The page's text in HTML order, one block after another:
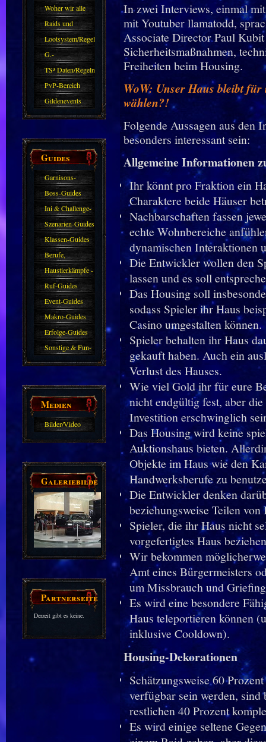
Woher wir alle
kommen.
Raids und
Zubehör
Lootsystem/Regeln
G.-
Sparkasse/Goldleihen
TS³ Daten/Regeln
PvP-Bereich
Gildenevents
Guides
Garnisons-
Guides
Boss-Guides
Ini & Challenge-
Guides
Szenarien-Guides
Klassen-Guides
Berufe,
Farmkarten und
Haustiere
Haustierkämpfe -
Guide
Ruf-Guides
Event-Guides
Makro-Guides
Erfolge-Guides
Sonstige & Fun-
Guides
Medien
Bilder/Video
Galeriebilder
Partnerseiten
Derzeit gibt es keine.
In zwei Interviews, einmal
mit Youtuber llamatodd,
Associate Director Paul
Sicherheitsmaßnahmen,
Freiheiten beim Housing.
WoW: Unser Haus bleibt
wählen?!
Folgende Aussagen aus den
besonders interessant sein:
Allgemeine Informationen
Ihr könnt pro Fraktion ein
Charaktere beide Häuser
Nachbarschaften fassen
echte Wohnbereiche
dynamischen Interaktionen
Die Entwickler wollen den
lassen und es soll
Das Housing soll
sodass Spieler ihr Haus
Casino umgestalten können.
Spieler behalten ihr Haus
gekauft haben. Auch ein
Verlust des Hauses.
Wie viel Gold ihr für eure
nicht endgültig fest, aber
Investition erschwinglich
Das Housing wird keine
Auktionshaus bieten.
Objekte im Haus wie den
Handwerksberufe zu
Die Entwickler denken
beziehungsweise Teilen
Spieler, die ihr Haus nicht
vorgefertigtes Haus
Wir bekommen
Amt eines Bürgermeisters
um Missbrauch und
Es wird eine besondere
Haus teleportieren können
inklusive Cooldown).
Housing-Dekorationen
Schätzungsweise 60
verfügbar sein werden, sind
restlichen 40 Prozent
Es wird einige seltene